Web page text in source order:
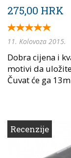
275,00 HRK
11. Kolovoza 2015.
Dobra cijena i
motivi da
Čuvat će ga
Recenzije